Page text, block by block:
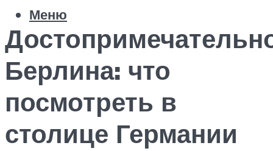
Меню
Берлина: что
посмотреть в
столице Германии